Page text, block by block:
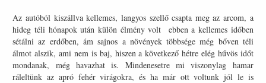
Az autóból kiszállva kellemes, langyos szellő csapta meg az arcom, a
hideg téli hónapok után külön élmény volt ebben a kellemes időben
sétálni az erdőben, ám sajnos a növények többsége még bőven téli
álmot alszik, ami nem is baj, hiszen a következő hétre elég hűvös időt
mondanak, még havazhat is. Mindenesetre mi viszonylag hamar
ráleltünk az apró fehér virágokra, és ha már ott voltunk jól le is